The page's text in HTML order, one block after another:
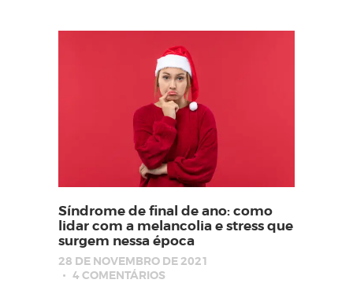
Síndrome de final de ano: como
lidar com a melancolia e stress que
surgem nessa época
28 DE NOVEMBRO DE 2021
4 COMENTÁRIOS